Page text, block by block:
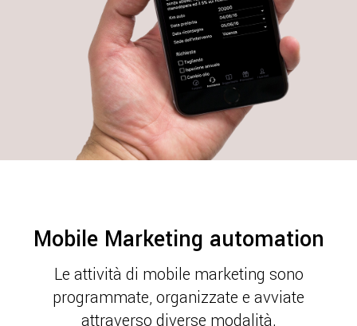
Mobile Marketing automation
Le attività di mobile marketing sono
programmate, organizzate e avviate
attraverso diverse modalità.